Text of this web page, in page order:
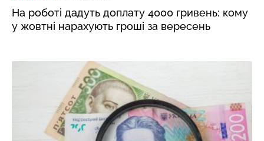
На роботі дадуть доплату 4000 гривень: кому
у жовтні нарахують гроші за вересень